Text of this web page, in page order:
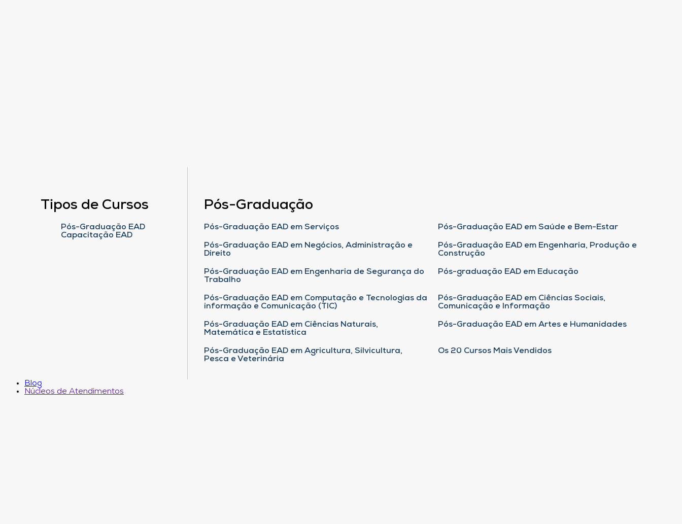
Tipos de Cursos
Pós-Graduação EAD
Capacitação EAD
Pós-Graduação
Pós-Graduação EAD em Serviços Pós-Graduação EAD em Saúde e Bem-Estar
Pós-Graduação EAD em Negócios, Administração e
Direito
Pós-Graduação EAD em Engenharia, Produção e
Construção
Pós-Graduação EAD em Engenharia de Segurança do
Trabalho
Pós-graduação EAD em Educação
Pós-Graduação EAD em Computação e Tecnologias da
informação e Comunicação (TIC)
Pós-Graduação EAD em Ciências Sociais,
Comunicação e Informação
Pós-Graduação EAD em Ciências Naturais,
Matemática e Estatística
Pós-Graduação EAD em Artes e Humanidades
Pós-Graduação EAD em Agricultura, Silvicultura,
Pesca e Veterinária
Os 20 Cursos Mais Vendidos
Blog
Núcleos de Atendimentos